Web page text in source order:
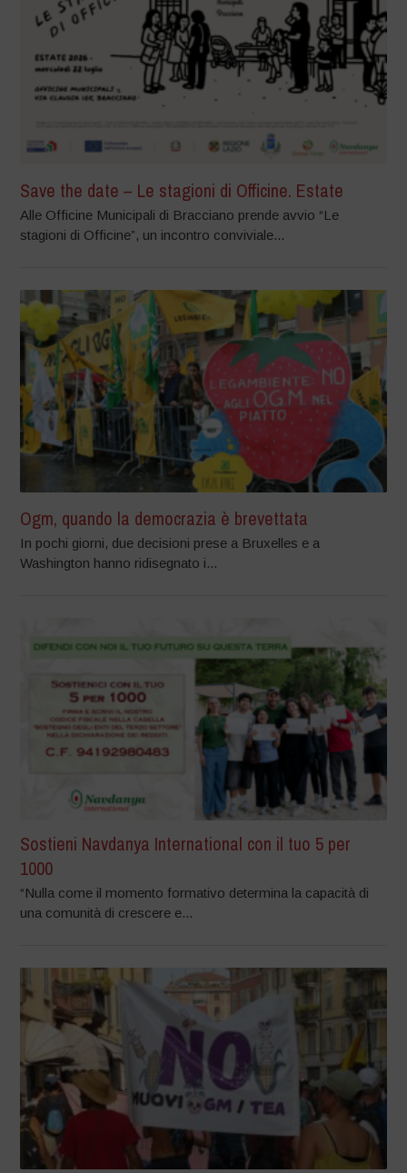
Save the date – Le stagioni di Officine. Estate
Alle Officine Municipali di Bracciano prende avvio “Le
stagioni di Officine”, un incontro conviviale...
Ogm, quando la democrazia è brevettata
In pochi giorni, due decisioni prese a Bruxelles e a
Washington hanno ridisegnato i...
Sostieni Navdanya International con il tuo 5 per
1000
“Nulla come il momento formativo determina la capacità di
una comunità di crescere e...